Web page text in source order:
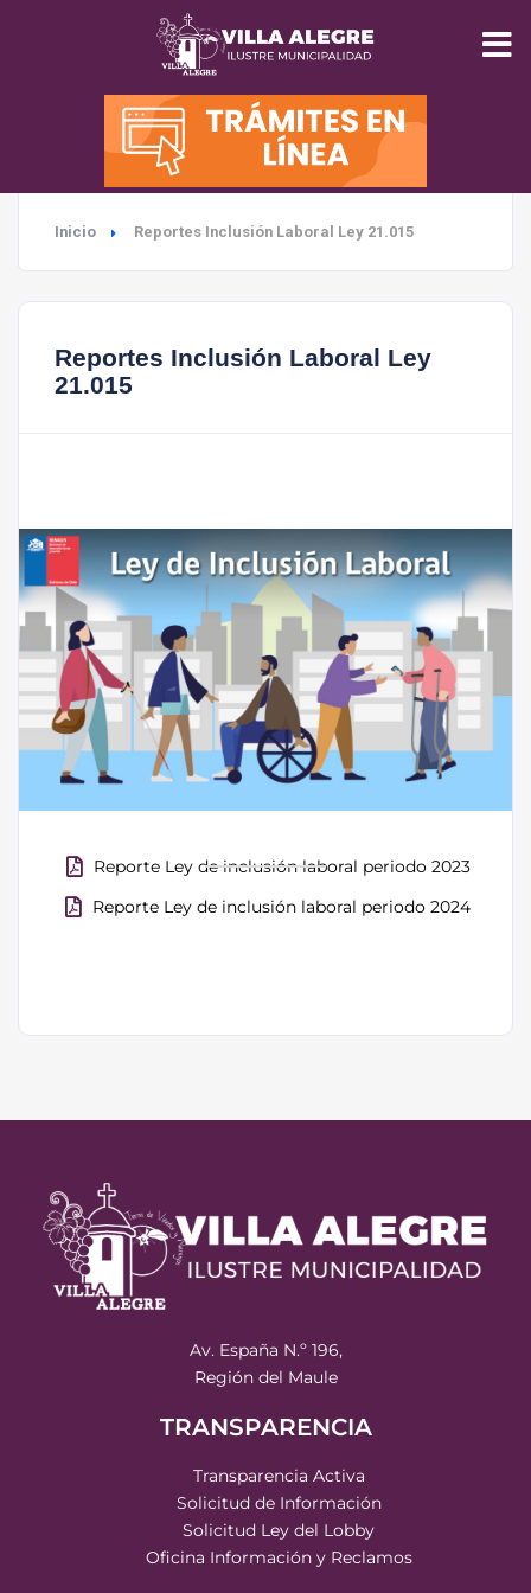
INICIO
MUNICIPALIDAD
SEGURIDAD
Inicio Reportes Inclusión Laboral Ley 21.015
Reportes Inclusión Laboral Ley
21.015
Reporte Ley de inclusión laboral periodo 2023
Reporte Ley de inclusión laboral periodo 2024
Av. España N.º 196,
Región del Maule
TRANSPARENCIA
Transparencia Activa
Solicitud de Información
Solicitud Ley del Lobby
Oficina Información y Reclamos